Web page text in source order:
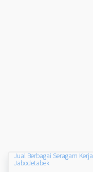
Jual Berbagai Seragam Kerja
Jabodetabek